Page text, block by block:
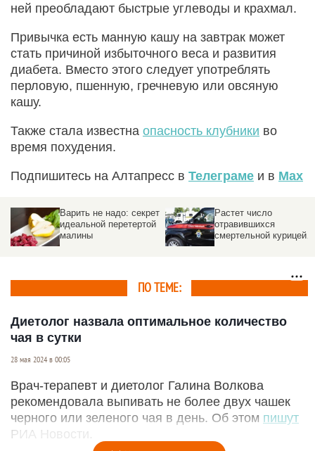
ней преобладают быстрые углеводы и крахмал.
Привычка есть манную кашу на завтрак может
стать причиной избыточного веса и развития
диабета. Вместо этого следует употреблять
перловую, пшенную, гречневую или овсяную
кашу.
Также стала известна опасность клубники во
время похудения.
Подпишитесь на Алтапресс в Телеграме и в Max
Варить не надо: секрет
идеальной перетертой
малины
Растет число
отравившихся
смертельной курицей и
ПО ТЕМЕ:
Диетолог назвала оптимальное количество
чая в сутки
28 мая 2024 в 00:05
Врач-терапевт и диетолог Галина Волкова
рекомендовала выпивать не более двух чашек
черного или зеленого чая в день. Об этом пишут
РИА Новости.